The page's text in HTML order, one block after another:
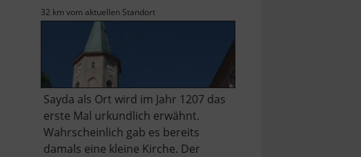
32 km vom aktuellen Standort
Sayda als Ort wird im Jahr 1207 das
erste Mal urkundlich erwähnt.
Wahrscheinlich gab es bereits
damals eine kleine Kirche. Der